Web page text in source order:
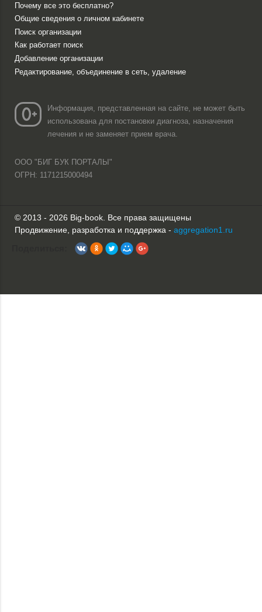
Почему все это бесплатно?
Общие сведения о личном кабинете
Поиск организации
Как работает поиск
Добавление организации
Редактирование, объединение в сеть, удаление
Информация, представленная на сайте, не может быть
использована для постановки диагноза, назначения
лечения и не заменяет прием врача.
ООО "БИГ БУК ПОРТАЛЫ"
ОГРН: 1171215000494
© 2013 - 2026 Big-book. Все права защищены
Продвижение, разработка и поддержка - aggregation1.ru